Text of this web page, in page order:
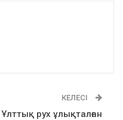
КЕЛЕСІ
Ұлттық рух ұлықталған